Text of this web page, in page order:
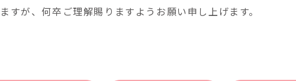
すが、何卒ご理解賜りますようお願い申し上げます。